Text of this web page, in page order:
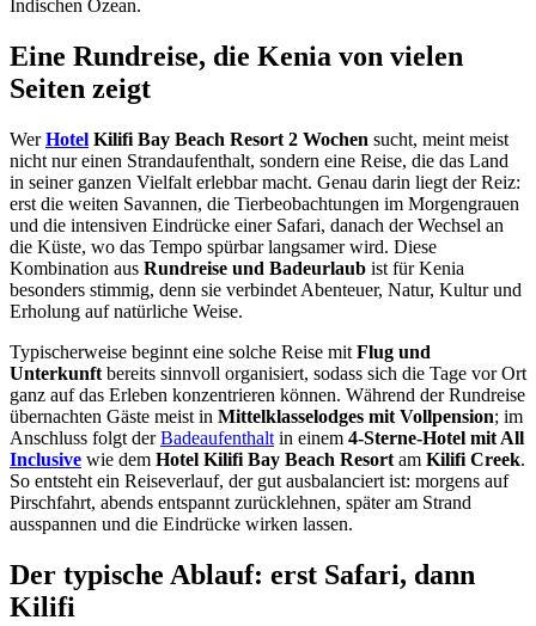
Indischen Ozean.
Eine Rundreise, die Kenia von vielen
Seiten zeigt
WerHotel Kilifi Bay Beach Resort 2 Wochen sucht, meint meist
nicht nur einen Strandaufenthalt, sondern eine Reise, die das Land
in seiner ganzen Vielfalt erlebbar macht. Genau darin liegt der Reiz:
erst die weiten Savannen, die Tierbeobachtungen im Morgengrauen
und die intensiven Eindrücke einer Safari, danach der Wechsel an
die Küste, wo das Tempo spürbar langsamer wird. Diese
Kombination aus Rundreise und Badeurlaub ist für Kenia
besonders stimmig, denn sie verbindet Abenteuer, Natur, Kultur und
Erholung auf natürliche Weise.
Typischerweise beginnt eine solche Reise mit Flug und
Unterkunft bereits sinnvoll organisiert, sodass sich die Tage vor Ort
ganz auf das Erleben konzentrieren können. Während der Rundreise
übernachten Gäste meist in Mittelklasselodges mit Vollpension; im
Anschluss folgt derBadeaufenthalt in einem 4-Sterne-Hotel mit All
Inclusive wie dem Hotel Kilifi Bay Beach Resort am Kilifi Creek.
So entsteht ein Reiseverlauf, der gut ausbalanciert ist: morgens auf
Pirschfahrt, abends entspannt zurücklehnen, später am Strand
ausspannen und die Eindrücke wirken lassen.
Der typische Ablauf: erst Safari, dann
Kilifi